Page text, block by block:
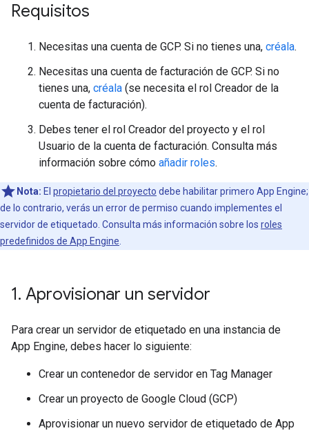
Requisitos
Necesitas una cuenta de GCP. Si no tienes una, créala.
Necesitas una cuenta de facturación de GCP. Si no
tienes una, créala (se necesita el rol Creador de la
cuenta de facturación).
Debes tener el rol Creador del proyecto y el rol
Usuario de la cuenta de facturación. Consulta más
información sobre cómo añadir roles.
Nota: El propietario del proyecto debe habilitar primero App Engine;
de lo contrario, verás un error de permiso cuando implementes el
servidor de etiquetado. Consulta más información sobre los roles
predefinidos de App Engine
1. Aprovisionar un servidor
Para crear un servidor de etiquetado en una instancia de
App Engine, debes hacer lo siguiente:
Crear un contenedor de servidor en Tag Manager
Crear un proyecto de Google Cloud (GCP)
Aprovisionar un nuevo servidor de etiquetado de App